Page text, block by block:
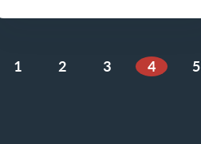
1 2 3 4 5